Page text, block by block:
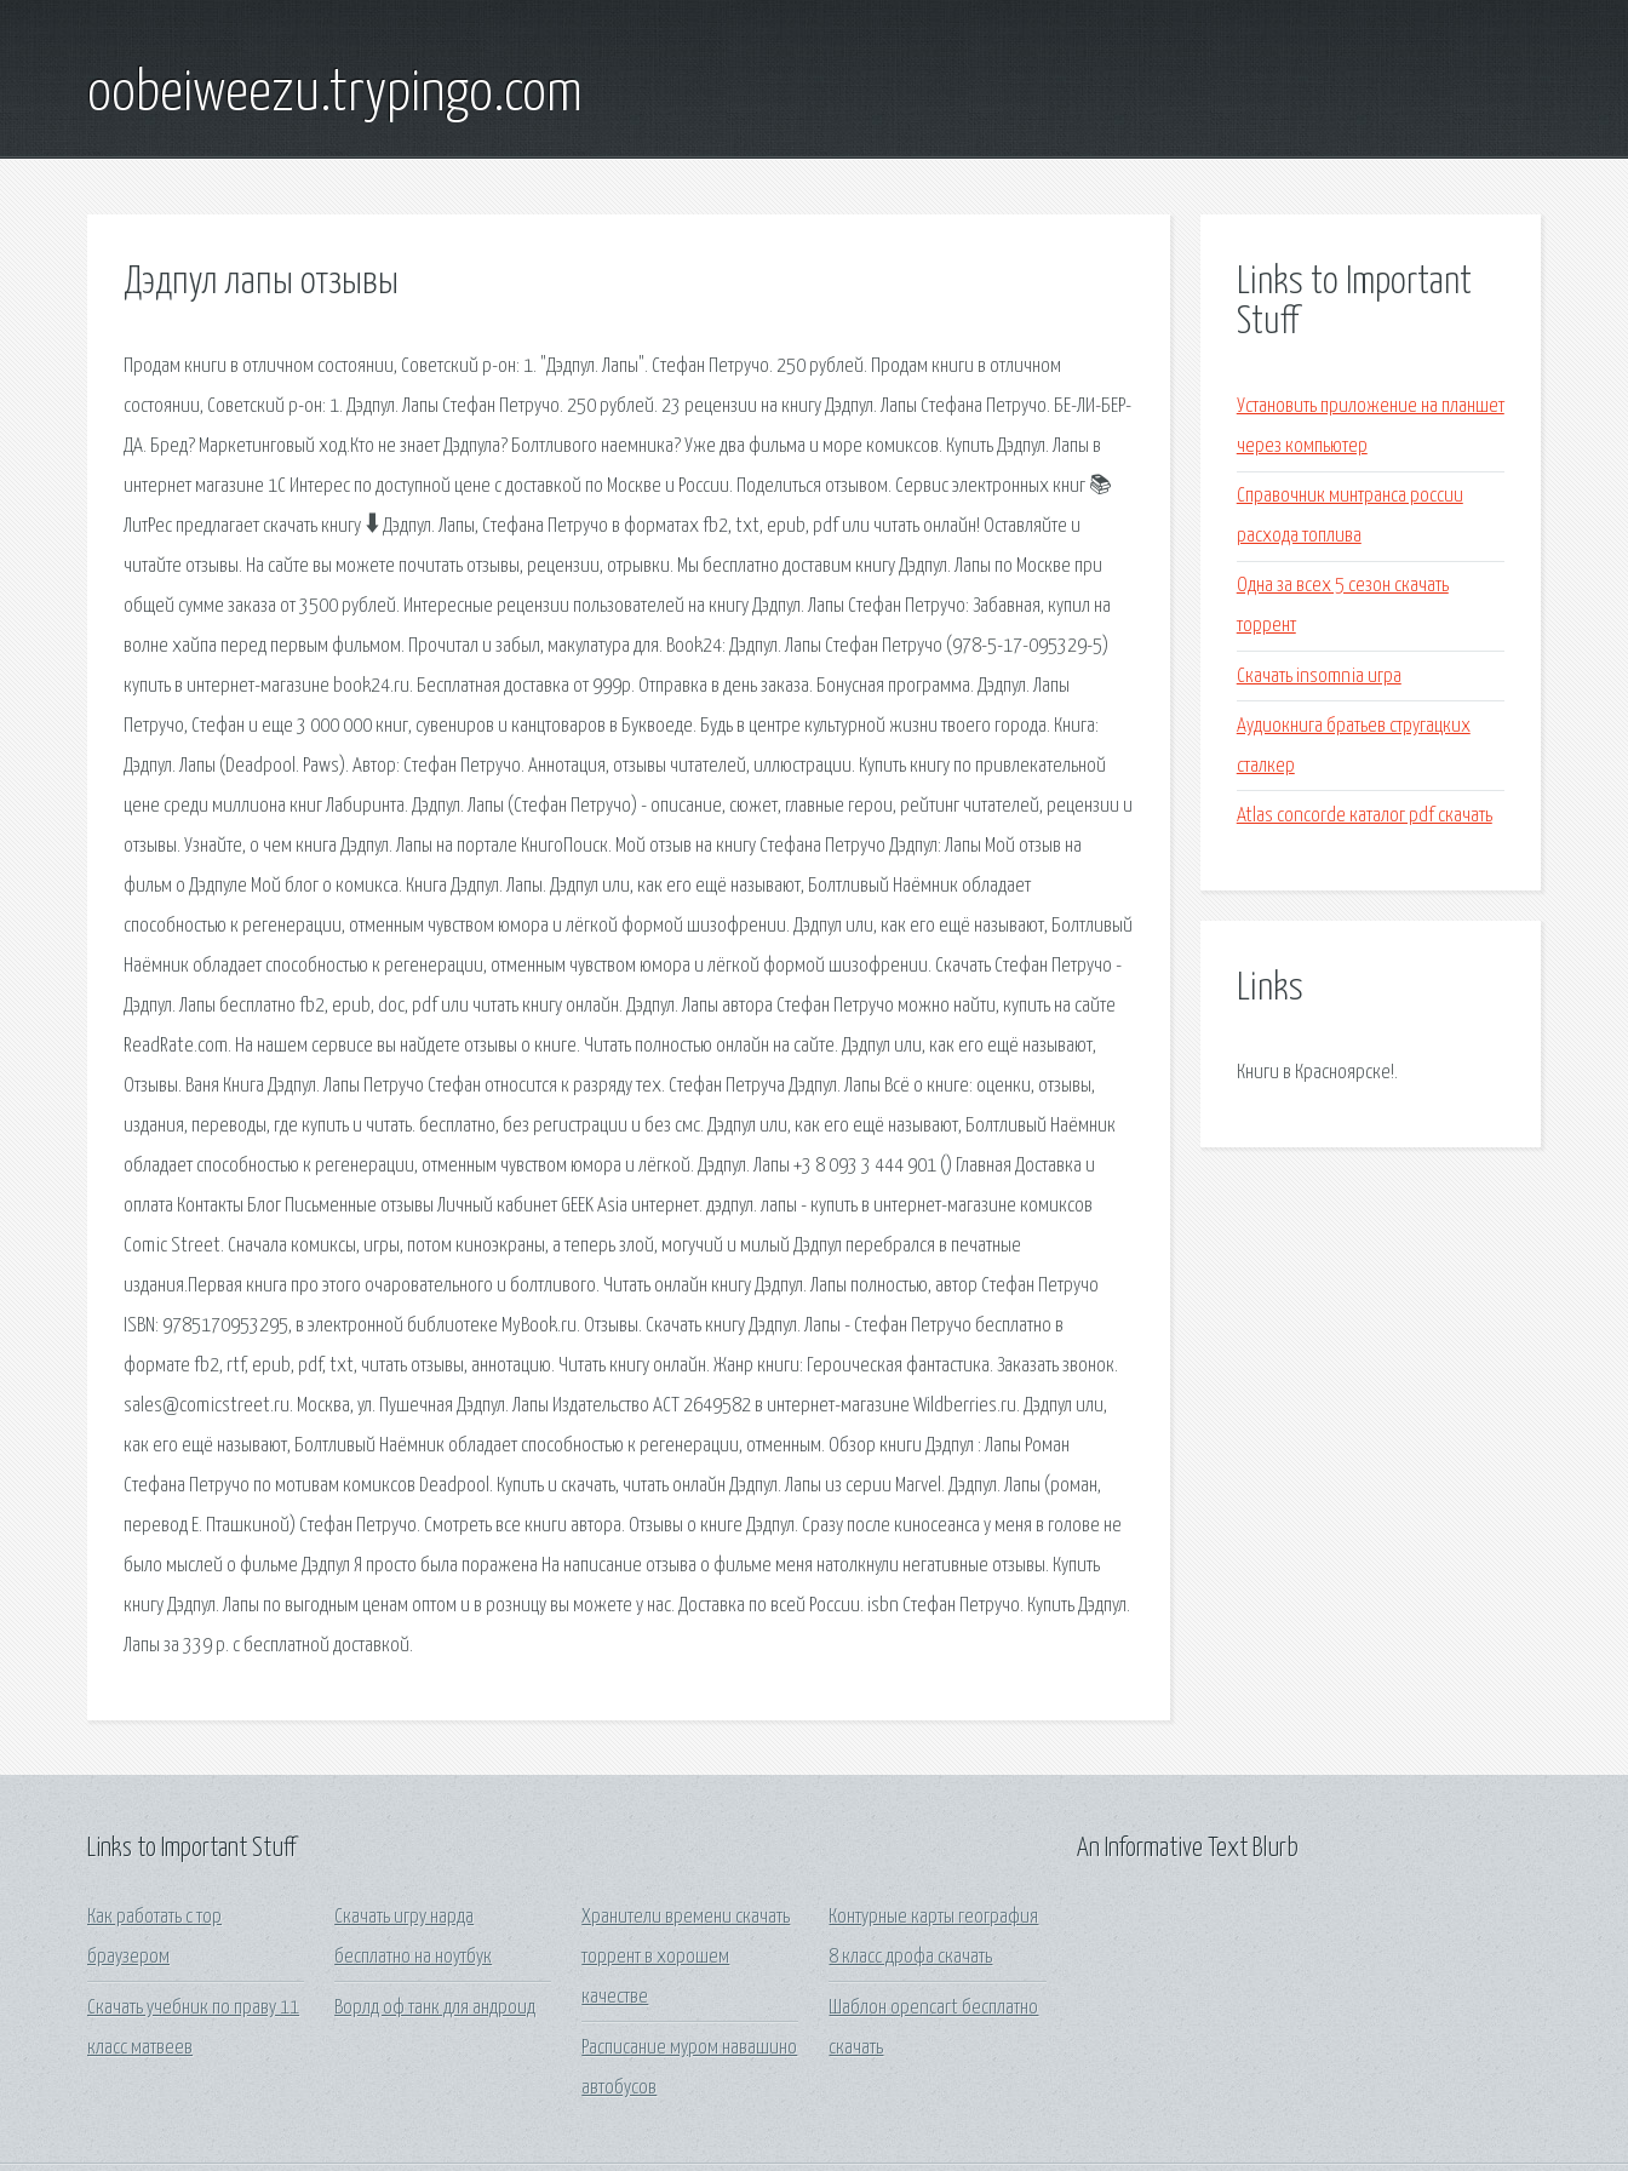
oobeiweezu.trypingo.com
Дэдпул лапы отзывы
Продам книги в отличном состоянии, Советский р-он: 1. "Дэдпул. Лапы". Стефан Петручо. 250 рублей. Продам книги в отличном
состоянии, Советский р-он: 1. Дэдпул. Лапы Стефан Петручо. 250 рублей. 23 рецензии на книгу Дэдпул. Лапы Стефана Петручо. БЕ-ЛИ-БЕР-
ДА. Бред? Маркетинговый ход.Кто не знает Дэдпула? Болтливого наемника? Уже два фильма и море комиксов. Купить Дэдпул. Лапы в
интернет магазине 1С Интерес по доступной цене с доставкой по Москве и России. Поделиться отзывом. Сервис электронных книг 📚
ЛитРес предлагает скачать книгу 🠳 Дэдпул. Лапы, Стефана Петручо в форматах fb2, txt, epub, pdf или читать онлайн! Оставляйте и
читайте отзывы. На сайте вы можете почитать отзывы, рецензии, отрывки. Мы бесплатно доставим книгу Дэдпул. Лапы по Москве при
общей сумме заказа от 3500 рублей. Интересные рецензии пользователей на книгу Дэдпул. Лапы Стефан Петручо: Забавная, купил на
волне хайпа перед первым фильмом. Прочитал и забыл, макулатура для. Book24: Дэдпул. Лапы Стефан Петручо (978-5-17-095329-5)
купить в интернет-магазине book24.ru. Бесплатная доставка от 999р. Отправка в день заказа. Бонусная программа. Дэдпул. Лапы
Петручо, Стефан и еще 3 000 000 книг, сувениров и канцтоваров в Буквоеде. Будь в центре культурной жизни твоего города. Книга:
Дэдпул. Лапы (Deadpool. Paws). Автор: Стефан Петручо. Аннотация, отзывы читателей, иллюстрации. Купить книгу по привлекательной
цене среди миллиона книг Лабиринта. Дэдпул. Лапы (Стефан Петручо) - описание, сюжет, главные герои, рейтинг читателей, рецензии и
отзывы. Узнайте, о чем книга Дэдпул. Лапы на портале КнигоПоиск. Мой отзыв на книгу Стефана Петручо Дэдпул: Лапы Мой отзыв на
фильм о Дэдпуле Мой блог о комикса. Книга Дэдпул. Лапы. Дэдпул или, как его ещё называют, Болтливый Наёмник обладает
способностью к регенерации, отменным чувством юмора и лёгкой формой шизофрении. Дэдпул или, как его ещё называют, Болтливый
Наёмник обладает способностью к регенерации, отменным чувством юмора и лёгкой формой шизофрении. Скачать Стефан Петручо -
Дэдпул. Лапы бесплатно fb2, epub, doc, pdf или читать книгу онлайн. Дэдпул. Лапы автора Стефан Петручо можно найти, купить на сайте
ReadRate.com. На нашем сервисе вы найдете отзывы о книге. Читать полностью онлайн на сайте. Дэдпул или, как его ещё называют,
Отзывы. Ваня Книга Дэдпул. Лапы Петручо Стефан относится к разряду тех. Стефан Петруча Дэдпул. Лапы Всё о книге: оценки, отзывы,
издания, переводы, где купить и читать. бесплатно, без регистрации и без смс. Дэдпул или, как его ещё называют, Болтливый Наёмник
обладает способностью к регенерации, отменным чувством юмора и лёгкой. Дэдпул. Лапы +3 8 093 3 444 901 () Главная Доставка и
оплата Контакты Блог Письменные отзывы Личный кабинет GEEK Asia интернет. дэдпул. лапы - купить в интернет-магазине комиксов
Comic Street. Сначала комиксы, игры, потом киноэкраны, а теперь злой, могучий и милый Дэдпул перебрался в печатные
издания.Первая книга про этого очаровательного и болтливого. Читать онлайн книгу Дэдпул. Лапы полностью, автор Стефан Петручо
ISBN: 9785170953295, в электронной библиотеке MyBook.ru. Отзывы. Скачать книгу Дэдпул. Лапы - Стефан Петручо бесплатно в
формате fb2, rtf, epub, pdf, txt, читать отзывы, аннотацию. Читать книгу онлайн. Жанр книги: Героическая фантастика. Заказать звонок.
sales@comicstreet.ru. Москва, ул. Пушечная Дэдпул. Лапы Издательство АСТ 2649582 в интернет-магазине Wildberries.ru. Дэдпул или,
как его ещё называют, Болтливый Наёмник обладает способностью к регенерации, отменным. Обзор книги Дэдпул : Лапы Роман
Стефана Петручо по мотивам комиксов Deadpool. Купить и скачать, читать онлайн Дэдпул. Лапы из серии Marvel. Дэдпул. Лапы (роман,
перевод Е. Пташкиной) Стефан Петручо. Смотреть все книги автора. Отзывы о книге Дэдпул. Сразу после киносеанса у меня в голове не
было мыслей о фильме Дэдпул Я просто была поражена На написание отзыва о фильме меня натолкнули негативные отзывы. Купить
книгу Дэдпул. Лапы по выгодным ценам оптом и в розницу вы можете у нас. Доставка по всей России. isbn Стефан Петручо. Купить Дэдпул.
Лапы за 339 р. с бесплатной доставкой.
Links to Important
Stuff
Установить приложение на планшет
через компьютер
Справочник минтранса россии
расхода топлива
Одна за всех 5 сезон скачать
торрент
Скачать insomnia игра
Аудиокнига братьев стругацких
сталкер
Atlas concorde каталог pdf скачать
Links
Книги в Красноярске!.
Links to Important Stuff
Как работать с тор
браузером
Скачать учебник по праву 11
класс матвеев
Скачать игру нарда
бесплатно на ноутбук
Ворлд оф танк для андроид
Хранители времени скачать
торрент в хорошем
качестве
Расписание муром навашино
автобусов
Контурные карты география
8 класс дрофа скачать
Шаблон opencart бесплатно
скачать
An Informative Text Blurb